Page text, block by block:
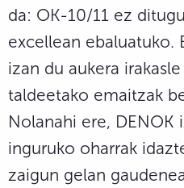
da: OK-10/11 ez
excellean ebaluatuko.
izan du aukera
taldeetako emaitzak
Nolanahi ere,
inguruko oharrak
zaigun gelan